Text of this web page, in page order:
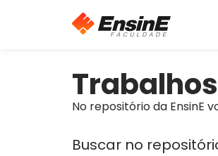
No repositório da EnsinE
Buscar no